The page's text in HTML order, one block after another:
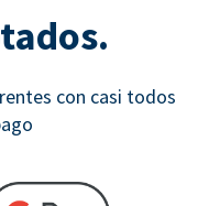
con casi todos